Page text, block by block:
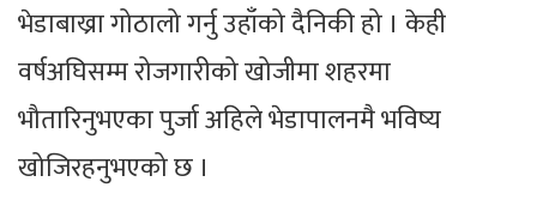
भेडाबाख्रा गोठालो गर्नु उहाँको दैनिकी हो । केही
वर्षअघिसम्म रोजगारीको खोजीमा शहरमा
भौतारिनुभएका पुर्जा अहिले भेडापालनमै भविष्य
खोजिरहनुभएको छ ।